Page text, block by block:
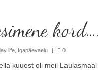
life Igapäevaelu | 0
kuuest oli meil